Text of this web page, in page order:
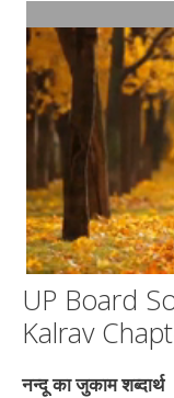
UP Board
Kalrav
नन्दू का जुकाम शब्दार्थ